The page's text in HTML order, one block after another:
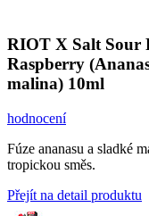
RIOT X Salt Sour
Raspberry
malina) 10ml
hodnocení
Fúze ananasu a sladké
tropickou směs.
Přejít na detail produktu